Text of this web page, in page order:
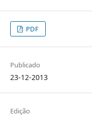
PDF
Publicado
23-12-2013
Edição